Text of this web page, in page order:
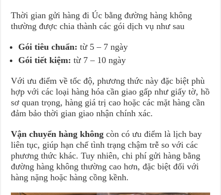
Thời gian gửi hàng đi Úc bằng đường hàng không
thường được chia thành các gói dịch vụ như sau
Gói tiêu chuẩn: từ 5 – 7 ngày
Gói tiết kiệm: từ 7 – 10 ngày
Với ưu điểm về tốc độ, phương thức này đặc biệt phù
hợp với các loại hàng hóa cần giao gấp như giấy tờ, hồ
sơ quan trọng, hàng giá trị cao hoặc các mặt hàng cần
đảm bảo thời gian giao nhận chính xác.
Vận chuyển hàng không còn có ưu điểm là lịch bay
liên tục, giúp hạn chế tình trạng chậm trễ so với các
phương thức khác. Tuy nhiên, chi phí gửi hàng bằng
đường hàng không thường cao hơn, đặc biệt đối với
hàng nặng hoặc hàng cồng kềnh.